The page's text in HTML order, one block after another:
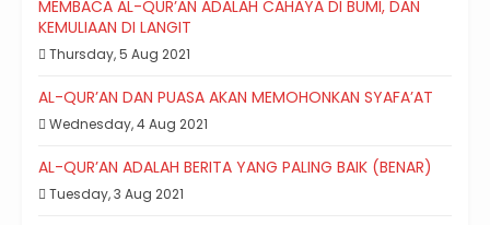
MEMBACA AL-QUR’AN ADALAH CAHAYA DI BUMI, DAN
KEMULIAAN DI LANGIT
Thursday, 5 Aug 2021
AL-QUR’AN DAN PUASA AKAN MEMOHONKAN SYAFA’AT
Wednesday, 4 Aug 2021
AL-QUR’AN ADALAH BERITA YANG PALING BAIK (BENAR)
Tuesday, 3 Aug 2021